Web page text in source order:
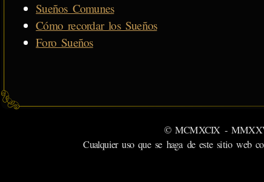
Sueños Comunes
Cómo recordar los Sueños
Foro Sueños
© MCMXCIX - MMXXVI
Cualquier uso que se haga de este sitio web